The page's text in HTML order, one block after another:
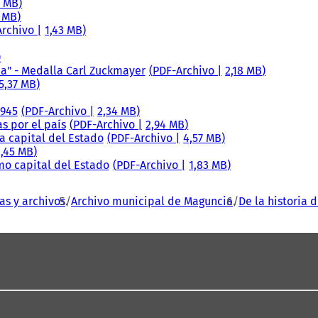
MB
MB
1,43 MB
- Medalla Carl Zuckmayer PDF-Archivo
2,18 MB
MB
PDF-Archivo
2,34 MB
por el país PDF-Archivo
2,94 MB
capital del Estado PDF-Archivo
4,57 MB
MB
capital del Estado PDF-Archivo 1,83 MB
y archivos Archivo municipal de Maguncia De la historia